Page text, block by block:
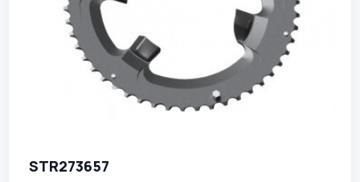
STR273657